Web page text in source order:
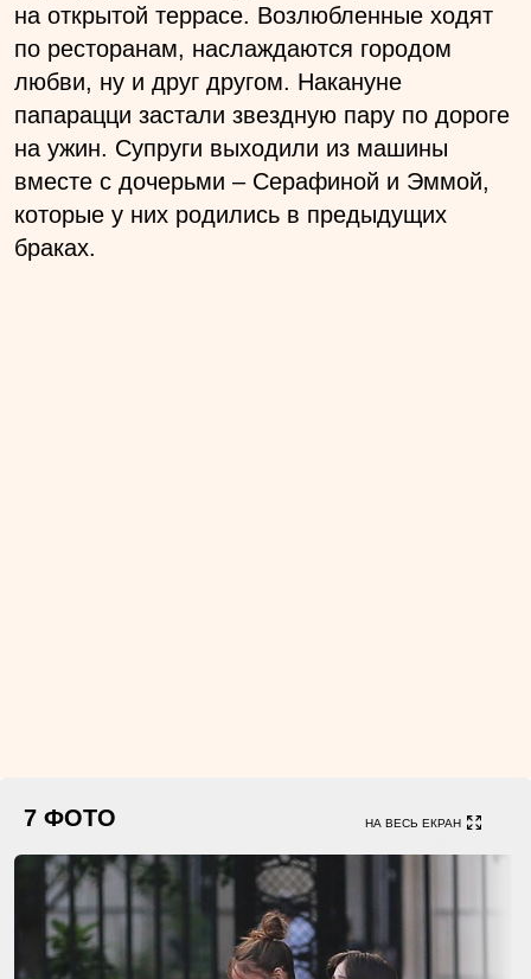
на открытой террасе. Возлюбленные ходят
по ресторанам, наслаждаются городом
любви, ну и друг другом. Накануне
папарацци застали звездную пару по дороге
на ужин. Супруги выходили из машины
вместе с дочерьми – Серафиной и Эммой,
которые у них родились в предыдущих
браках.
7 ФОТО НА ВЕСЬ ЕКРАН